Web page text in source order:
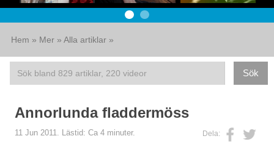
Hem » Mer » Alla artiklar »
Annorlunda fladdermöss
Dela:
11 Jun 2011. Lästid: Ca 4 minuter.